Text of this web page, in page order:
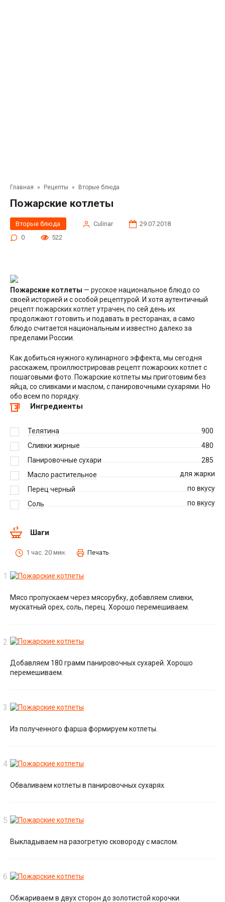
Главная » Рецепты » Вторые блюда
Пожарские котлеты
Вторые блюда Сulinar
29.07.2018
0
522
Пожарские котлеты — русское национальное блюдо со
своей историей и с особой рецептурой. И хотя аутентичный
рецепт пожарских котлет утрачен, по сей день их
продолжают готовить и подавать в ресторанах, а само
блюдо считается национальным и известно далеко за
пределами России.
Как добиться нужного кулинарного эффекта, мы сегодня
расскажем, проиллюстрировав рецепт пожарских котлет с
пошаговыми фото. Пожарские котлеты мы приготовим без
яйца, со сливками и маслом, с панировочными сухарями. Но
обо всем по порядку.
Ингредиенты
Телятина
900
Сливки жирные
480
Панировочные сухари
285
Масло растительное
для жарки
Перец черный
по вкусу
Соль
по вкусу
Шаги
1 час. 20 мин. Печать
Мясо пропускаем через мясорубку, добавляем сливки,
мускатный орех, соль, перец. Хорошо перемешиваем.
Добавляем 180 грамм панировочных сухарей. Хорошо
перемешиваем.
Из полученного фарша формируем котлеты.
Обваливаем котлеты в панировочных сухарях.
Выкладываем на разогретую сковороду с маслом.
Обжариваем в двух сторон до золотистой корочки.